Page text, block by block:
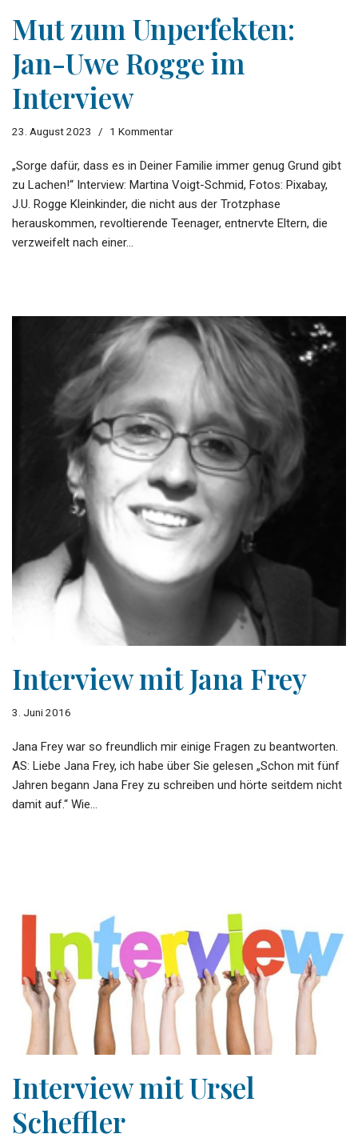
Mut zum Unperfekten:
Jan-Uwe Rogge im
Interview
23. August 2023 1 Kommentar
„Sorge dafür, dass es in Deiner Familie immer genug Grund gibt
zu Lachen!“ Interview: Martina Voigt-Schmid, Fotos: Pixabay,
J.U. Rogge Kleinkinder, die nicht aus der Trotzphase
herauskommen, revoltierende Teenager, entnervte Eltern, die
verzweifelt nach einer…
Interview mit Jana Frey
3. Juni 2016
Jana Frey war so freundlich mir einige Fragen zu beantworten.
AS: Liebe Jana Frey, ich habe über Sie gelesen „Schon mit fünf
Jahren begann Jana Frey zu schreiben und hörte seitdem nicht
damit auf.“ Wie…
Interview mit Ursel
Scheffler